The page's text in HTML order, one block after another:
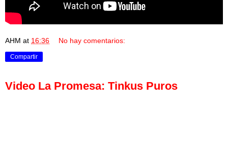
AHM at 16:36 No hay comentarios:
Compartir
Video La Promesa: Tinkus Puros